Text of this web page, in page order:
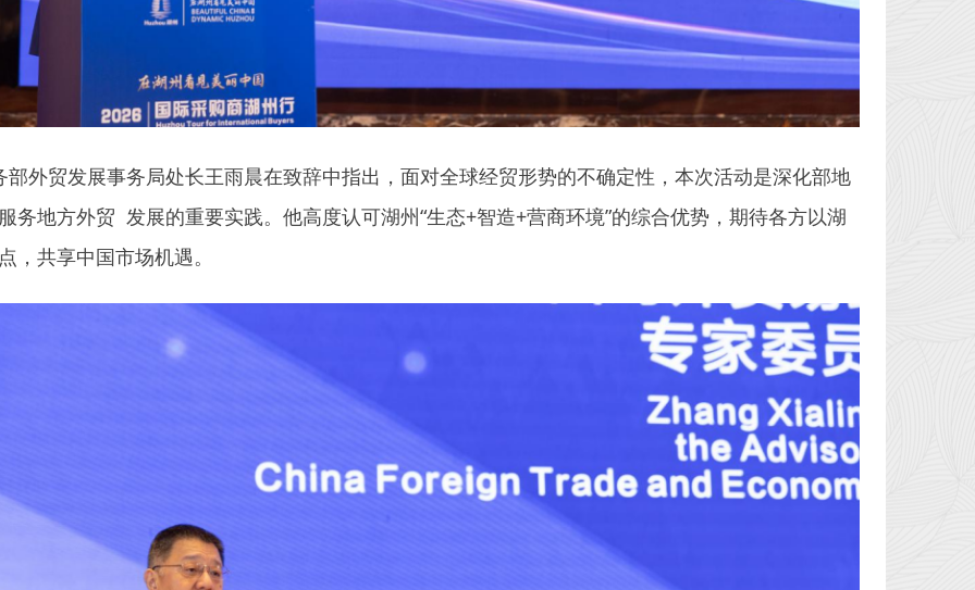
部外贸发展事务局处长王雨晨在致辞中指出，面对全球经贸形势的不确定性，本次活动是深化部地
务地方外贸 发展的重要实践。他高度认可湖州“生态+智造+营商环境”的综合优势，期待各方以湖
，共享中国市场机遇。